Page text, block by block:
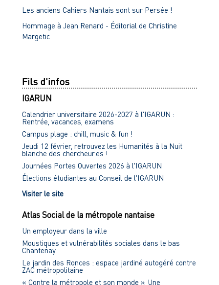
Les anciens Cahiers Nantais sont sur Persée !
Hommage à Jean Renard - Éditorial de Christine
Margetic
Fils d'infos
IGARUN
Calendrier universitaire 2026-2027 à l'IGARUN :
Rentrée, vacances, examens
Campus plage : chill, music & fun !
Jeudi 12 février, retrouvez les Humanités à la Nuit
blanche des chercheur.es !
Journées Portes Ouvertes 2026 à l'IGARUN
Élections étudiantes au Conseil de l'IGARUN
Visiter le site
Atlas Social de la métropole nantaise
Un employeur dans la ville
Moustiques et vulnérabilités sociales dans le bas
Chantenay
Le jardin des Ronces : espace jardiné autogéré contre
ZAC métropolitaine
« Contre la métropole et son monde ». Une